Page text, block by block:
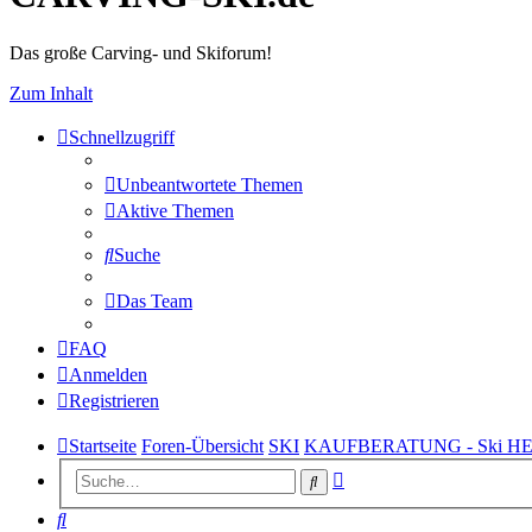
Das große Carving- und Skiforum!
Zum Inhalt
Schnellzugriff
Unbeantwortete Themen
Aktive Themen
Suche
Das Team
FAQ
Anmelden
Registrieren
Startseite Foren-Übersicht SKI KAUFBERATUNG - Ski
Suche
Suche